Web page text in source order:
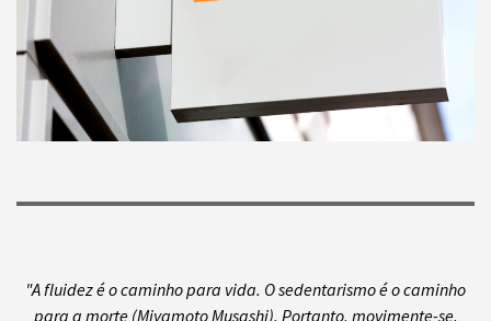
"A fluidez é o caminho para vida. O sedentarismo é o caminho
para a morte (Miyamoto Musashi). Portanto, movimente-se.